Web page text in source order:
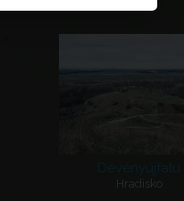
Sarlósár,
Rákóczi-hegy
Dévényújfalu
Hradisko